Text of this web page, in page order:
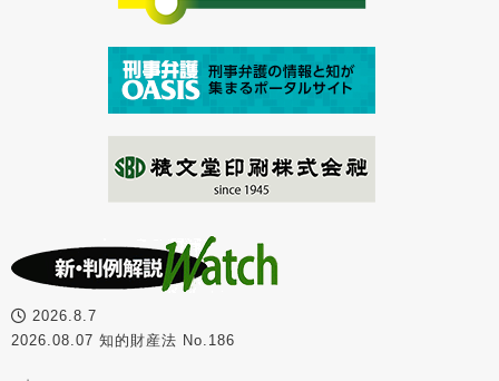
2026.8.7
2026.08.07 知的財産法 No.186